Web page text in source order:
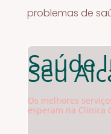
problemas de
Saúde
Seu
Os melhores
esperam na Clínica